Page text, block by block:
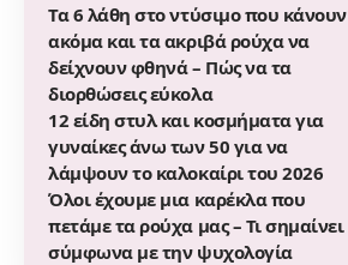
Τα 6 λάθη στο ντύσιμο που κάνουν
ακόμα και τα ακριβά ρούχα να
δείχνουν φθηνά – Πώς να τα
διορθώσεις εύκολα
12 είδη στυλ και κοσμήματα για
γυναίκες άνω των 50 για να
λάμψουν το καλοκαίρι του 2026
Όλοι έχουμε μια καρέκλα που
πετάμε τα ρούχα μας – Τι σημαίνει
σύμφωνα με την ψυχολογία